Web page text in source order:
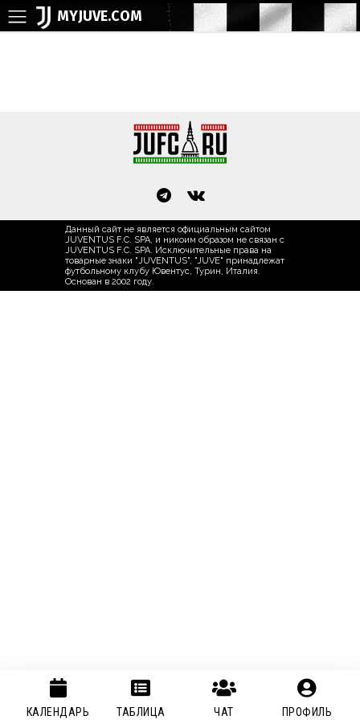
MYJUVE.COM
Данный сайт не является официальным сайтом
JUVENTUS F.C. SPA, и никоим образом не связан с
JUVENTUS F.C. SPA. Исключительные права на
товарные знаки "JUVENTUS", "JUVE" принадлежат
футбольному клубу Ювентус, Турин, Италия.
Основан в 2002 году.
КАЛЕНДАРЬ ТАБЛИЦА ЧАТ ПРОФИЛЬ